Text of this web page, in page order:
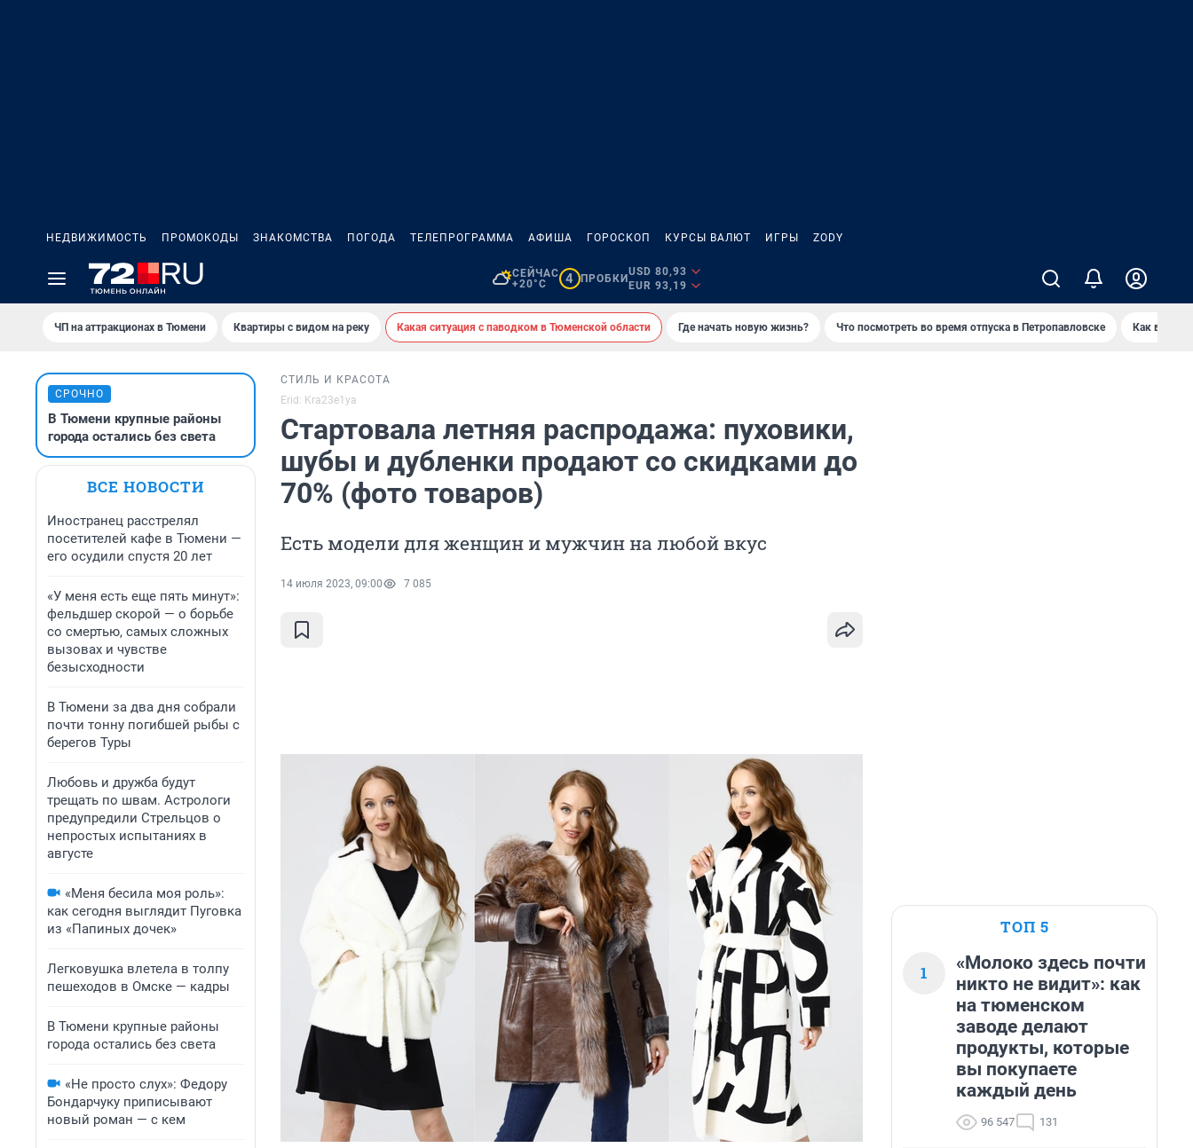
НЕДВИЖИМОСТЬ ПРОМОКОДЫ ЗНАКОМСТВА ПОГОДА ТЕЛЕПРОГРАММА АФИША ГОРОСКОП КУРСЫ ВАЛЮТ ИГРЫ ZODY
СЕЙЧАС
+20°C
4 ПРОБКИ
USD 80,93
EUR 93,19
ЧП на аттракционах в Тюмени Квартиры с видом на реку Какая ситуация с паводком в Тюменской области Где начать новую жизнь? Что посмотреть во время отпуска в Петропавловске Как
СРОЧНО
В Тюмени крупные районы
города остались без света
ВСЕ НОВОСТИ
Иностранец расстрелял
посетителей кафе в Тюмени —
его осудили спустя 20 лет
«У меня есть еще пять минут»:
фельдшер скорой — о борьбе
со смертью, самых сложных
вызовах и чувстве
безысходности
В Тюмени за два дня собрали
почти тонну погибшей рыбы с
берегов Туры
Любовь и дружба будут
трещать по швам. Астрологи
предупредили Стрельцов о
непростых испытаниях в
августе
«Меня бесила моя роль»:
как сегодня выглядит Пуговка
из «Папиных дочек»
Легковушка влетела в толпу
пешеходов в Омске — кадры
В Тюмени крупные районы
города остались без света
«Не просто слух»: Федору
Бондарчуку приписывают
новый роман — с кем
СТИЛЬ И КРАСОТА
Erid: Kra23e1ya
Стартовала летняя распродажа: пуховики,
шубы и дубленки продают со скидками до
70% (фото товаров)
Есть модели для женщин и мужчин на любой вкус
14 июля 2023, 09:00 7 085
ТОП 5
1
«Молоко здесь почти
никто не видит»: как
на тюменском
заводе делают
продукты, которые
вы покупаете
каждый день
96 547 131